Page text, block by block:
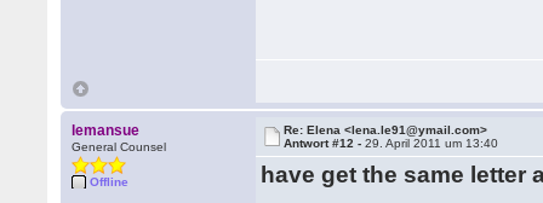
lemansue
General Counsel
Offline
Re: Elena <lena.le91@ymail.com>
Antwort #12 -29. April 2011 um 13:40
have get the same letter